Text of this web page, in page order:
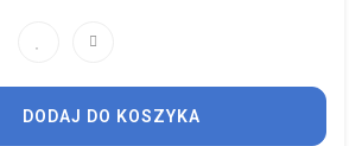
DODAJ DO KOSZYKA